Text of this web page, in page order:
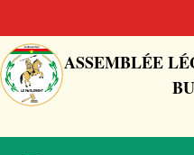
ASSEMBLÉE